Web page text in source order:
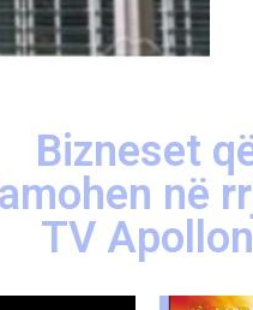
Bizneset
në
TV Apollon